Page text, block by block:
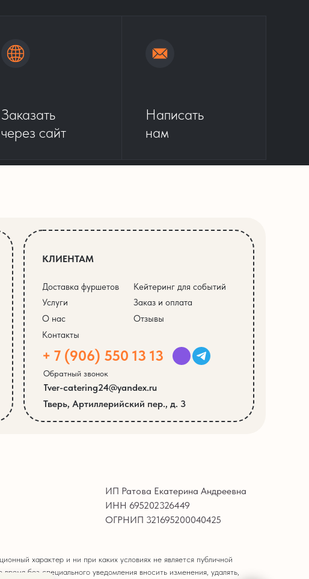
Заказать
через сайт
Написать
нам
характер и ни при каких условиях не является публичной
без специального уведомления вносить изменения, удалять,
КЛИЕНТАМ
Доставка фуршетов
Кейтеринг для событий
Услуги
Заказ и оплата
О нас
Отзывы
+ 7 (906) 550 13 13
Обратный звонок
Tver-catering24@yandex.ru
Контакты
Тверь, Артиллерийский пер., д. 3
ИП Ратова Екатерина Андреевна
ИНН 695202326449
ОГРНИП 321695200040425